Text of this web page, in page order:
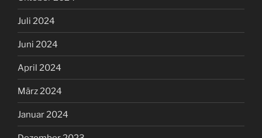
Juli 2024
Juni 2024
April 2024
März 2024
Januar 2024